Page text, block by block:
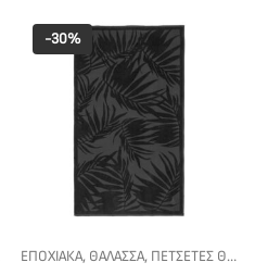
-30%
ΕΠΟΧΙΑΚΑ, ΘΑΛΑΣΣΑ, ΠΕΤΣΈΤΕΣ ΘΑΛΆΣΣΗΣ